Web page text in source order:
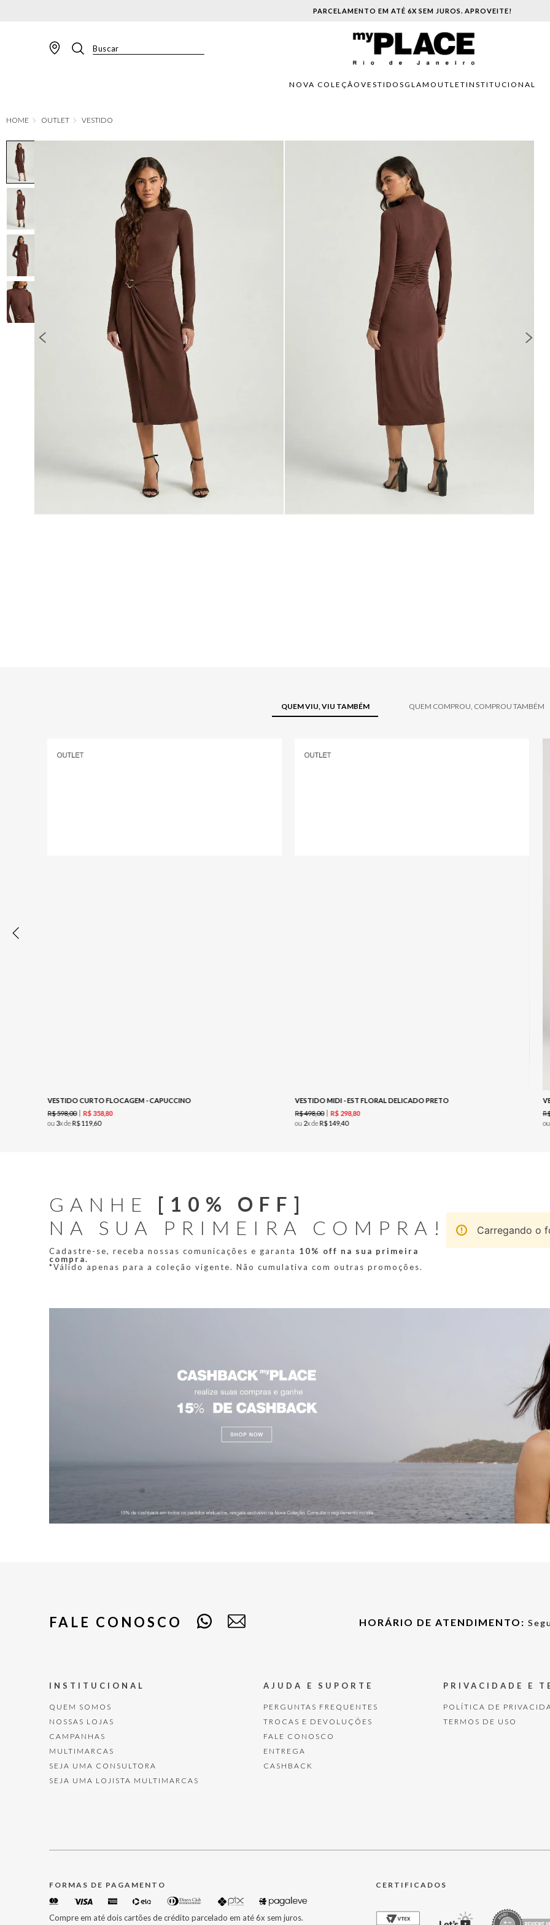
PARCELAMENTO EM ATÉ 6X SEM JUROS. APROVEITE!
Buscar
VESTIDOS
JAQUETA
CALÇA JEANS
COLETE
NOVA COLEÇÃO VESTIDOSGLAM OUTLETINSTITUCIONAL
OUTLET VESTIDO
QUEM VIU, VIU TAMBÉM QUEM COMPROU, COMPROU TAMBÉM
VESTIDO CURTO FLOCAGEM - CAPUCCINO
R$598,00 R$ 358,80
ou 3x deR$119,60
VESTIDO MIDI - EST FLORAL DELICADO PRETO
R$498,00 R$ 298,80
ou 2x deR$149,40
GANHE [10% OFF]
NA SUA PRIMEIRA COMPRA!
Cadastre-se, receba nossas comunicações e garanta 10% off na sua primeira
compra.
*Válido apenas para a coleção vigente. Não cumulativa com outras promoções.
Carregando o
FALE CONOSCO HORÁRIO DE ATENDIMENTO:
INSTITUCIONAL
QUEM SOMOS
NOSSAS LOJAS
CAMPANHAS
MULTIMARCAS
SEJA UMA CONSULTORA
SEJA UMA LOJISTA MULTIMARCAS
AJUDA E SUPORTE
PERGUNTAS FREQUENTES
TROCAS E DEVOLUÇÕES
FALE CONOSCO
ENTREGA
CASHBACK
PRIVACIDADE E
POLÍTICA DE
TERMOS DE USO
FORMAS DE PAGAMENTO
Compre em até dois cartões de crédito parcelado em até 6x sem juros.
CERTIFICADOS